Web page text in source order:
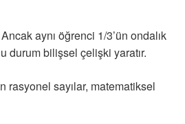
aynı öğrenci 1/3’ün ondalık
durum bilişsel çelişki yaratır.
rasyonel sayılar, matematiksel